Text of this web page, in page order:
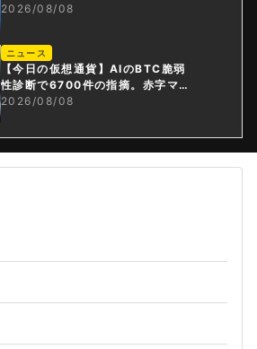
上げ観測後退
2026/08/08
ニュース
【今日の仮想通貨】AIのBTC脆弱
性診断で6700件の指摘。赤字マイ
ニング企業はAIに賭ける
2026/08/08